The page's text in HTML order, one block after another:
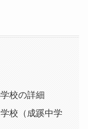
校の詳細
校（成蹊中学